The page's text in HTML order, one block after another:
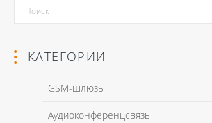
КАТЕГОРИИ
GSM-шлюзы
Аудиоконференцсвязь